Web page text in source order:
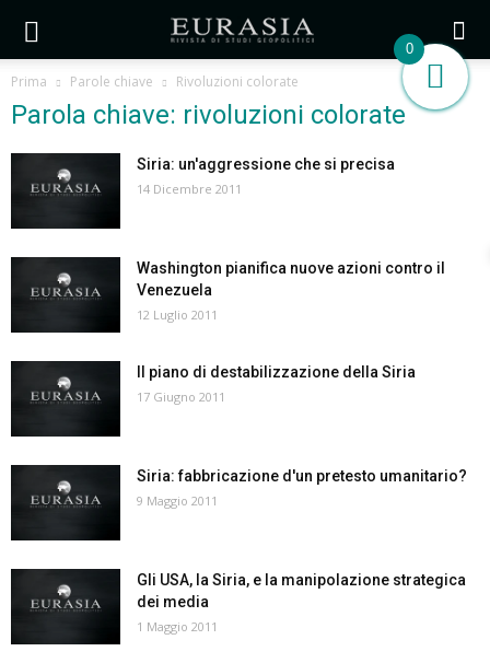
Prima Parole chiave Rivoluzioni colorate
Parola chiave: rivoluzioni colorate
Siria: un'aggressione che si precisa
14 Dicembre 2011
Washington pianifica nuove azioni contro il
Venezuela
12 Luglio 2011
Il piano di destabilizzazione della Siria
17 Giugno 2011
Siria: fabbricazione d'un pretesto umanitario?
9 Maggio 2011
Gli USA, la Siria, e la manipolazione strategica
dei media
1 Maggio 2011
0